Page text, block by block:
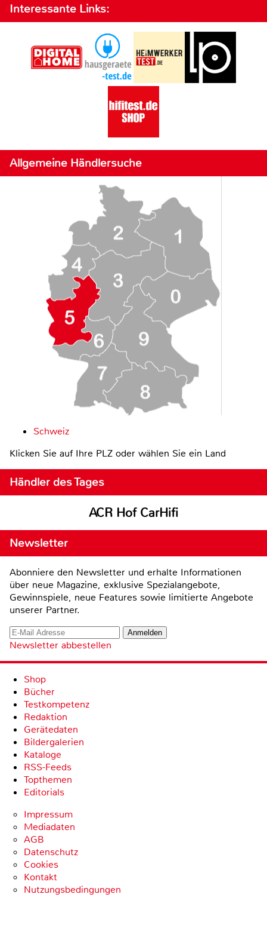
Interessante Links:
Allgemeine Händlersuche
Schweiz
Klicken Sie auf Ihre PLZ oder wählen Sie ein Land
Händler des Tages
ACR Hof CarHifi
Newsletter
Abonniere den Newsletter und erhalte Informationen
über neue Magazine, exklusive Spezialangebote,
Gewinnspiele, neue Features sowie limitierte Angebote
unserer Partner.
Newsletter abbestellen
Shop
Bücher
Testkompetenz
Redaktion
Gerätedaten
Bildergalerien
Kataloge
RSS-Feeds
Topthemen
Editorials
Impressum
Mediadaten
AGB
Datenschutz
Cookies
Kontakt
Nutzungsbedingungen